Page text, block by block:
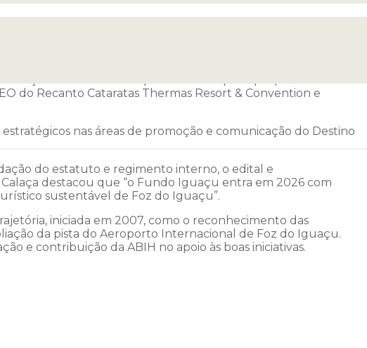
quarta-feira (22), mais uma reunião itinerante. Desta vez, o
Diego Cesar Vezaro.
Suíça e Hotel Coroados) e teve como principal pauta a
do Recanto Cataratas Thermas Resort & Convention e
nas áreas de promoção e comunicação do Destino
do estatuto e regimento interno, o edital e
destacou que “o Fundo Iguaçu entra em 2026 com
sustentável de Foz do Iguaçu”.
iniciada em 2007, como o reconhecimento das
da pista do Aeroporto Internacional de Foz do Iguaçu.
e contribuição da ABIH no apoio às boas iniciativas.